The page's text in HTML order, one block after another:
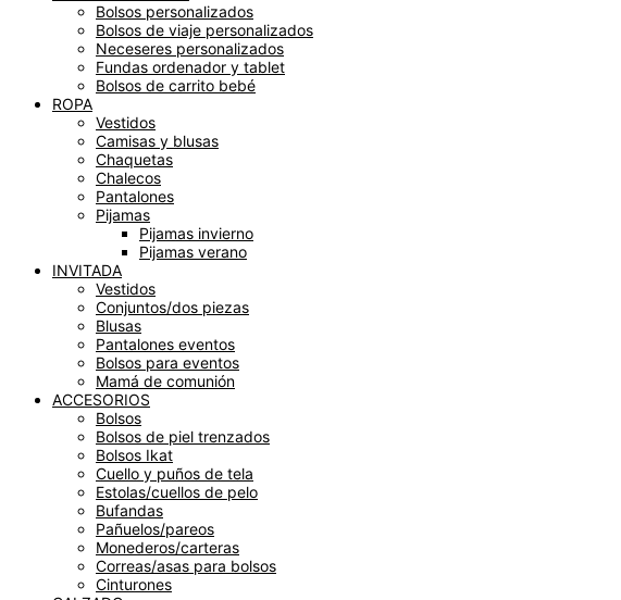
Bolsos personalizados
Bolsos de viaje personalizados
Neceseres personalizados
Fundas ordenador y tablet
Bolsos de carrito bebé
ROPA
Vestidos
Camisas y blusas
Chaquetas
Chalecos
Pantalones
Pijamas
Pijamas invierno
Pijamas verano
INVITADA
Vestidos
Conjuntos/dos piezas
Blusas
Pantalones eventos
Bolsos para eventos
Mamá de comunión
ACCESORIOS
Bolsos
Bolsos de piel trenzados
Bolsos Ikat
Cuello y puños de tela
Estolas/cuellos de pelo
Bufandas
Pañuelos/pareos
Monederos/carteras
Correas/asas para bolsos
Cinturones